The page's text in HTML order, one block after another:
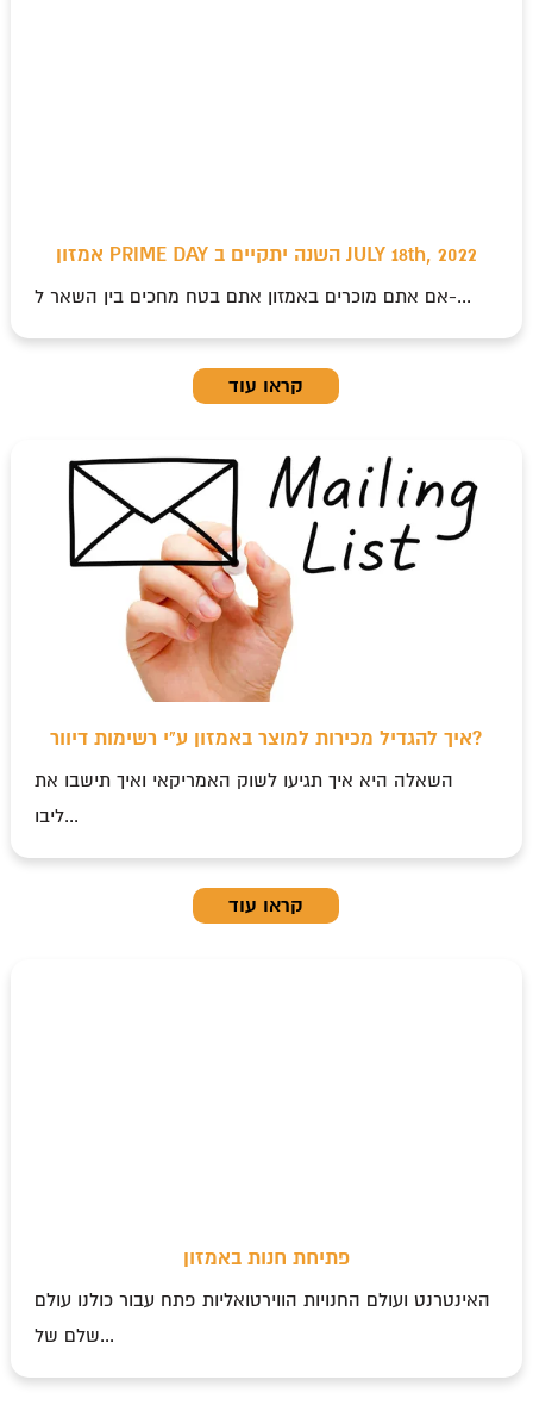
אמזון PRIME DAY השנה יתקיים ב JULY 18th, 2022
אם אתם מוכרים באמזון אתם בטח מחכים בין השאר ל-...
קראו עוד
איך להגדיל מכירות למוצר באמזון ע"י רשימות דיוור?
השאלה היא איך תגיעו לשוק האמריקאי ואיך תישבו את
ליבו...
קראו עוד
פתיחת חנות באמזון
האינטרנט ועולם החנויות הווירטואליות פתח עבור כולנו עולם
שלם של...